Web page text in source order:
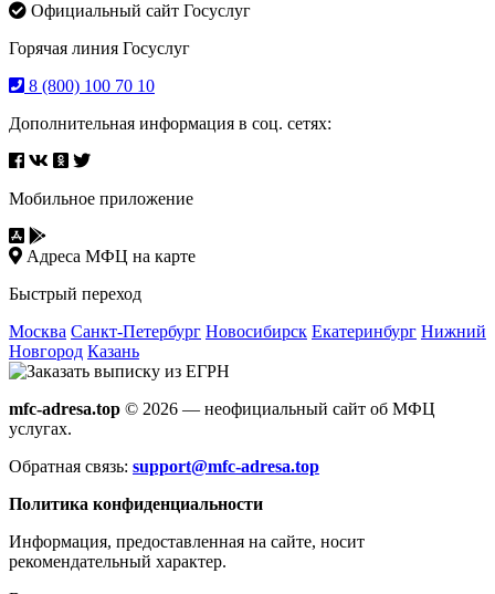
Официальный сайт Госуслуг
Горячая линия Госуслуг
8 (800) 100 70 10
Дополнительная информация в соц. сетях:
Мобильное приложение
Адреса МФЦ на карте
Быстрый переход
Москва Санкт-Петербург Новосибирск Екатеринбург Нижний
Новгород Казань
mfc-adresa.top © 2026 — неофициальный сайт об МФЦ
услугах.
Обратная связь: support@mfc-adresa.top
Политика конфиденциальности
Информация, предоставленная на сайте, носит
рекомендательный характер.